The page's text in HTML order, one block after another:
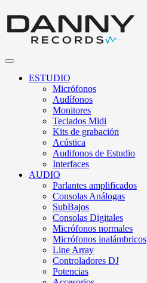
ESTUDIO
Micrófonos
Audífonos
Monitores
Teclados Midi
Kits de grabación
Acústica
Audifonos de Estudio
Interfaces
AUDIO
Parlantes amplificados
Consolas Análogas
SubBajos
Consolas Digitales
Micrófonos normales
Micrófonos inalámbricos
Line Array
Controladores DJ
Potencias